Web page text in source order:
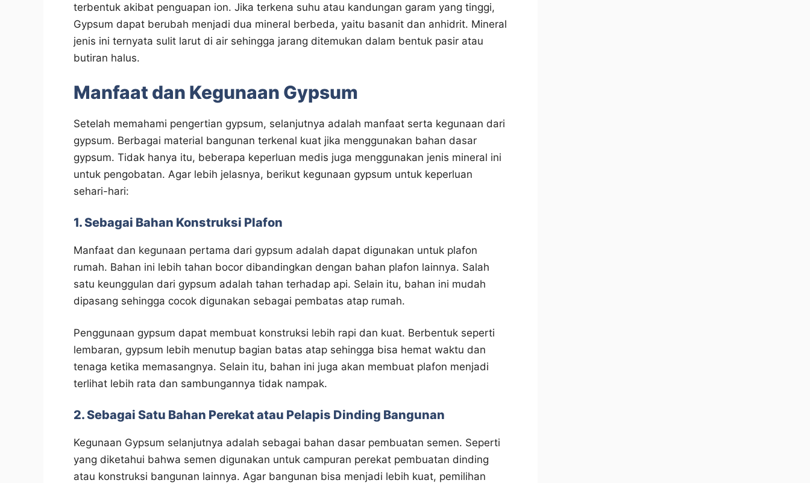
terbentuk akibat penguapan ion. Jika terkena suhu atau kandungan garam yang tinggi,
Gypsum dapat berubah menjadi dua mineral berbeda, yaitu basanit dan anhidrit. Mineral
jenis ini ternyata sulit larut di air sehingga jarang ditemukan dalam bentuk pasir atau
butiran halus.
Manfaat dan Kegunaan Gypsum
Setelah memahami pengertian gypsum, selanjutnya adalah manfaat serta kegunaan dari
gypsum. Berbagai material bangunan terkenal kuat jika menggunakan bahan dasar
gypsum. Tidak hanya itu, beberapa keperluan medis juga menggunakan jenis mineral ini
untuk pengobatan. Agar lebih jelasnya, berikut kegunaan gypsum untuk keperluan
sehari-hari:
1. Sebagai Bahan Konstruksi Plafon
Manfaat dan kegunaan pertama dari gypsum adalah dapat digunakan untuk plafon
rumah. Bahan ini lebih tahan bocor dibandingkan dengan bahan plafon lainnya. Salah
satu keunggulan dari gypsum adalah tahan terhadap api. Selain itu, bahan ini mudah
dipasang sehingga cocok digunakan sebagai pembatas atap rumah.
Penggunaan gypsum dapat membuat konstruksi lebih rapi dan kuat. Berbentuk seperti
lembaran, gypsum lebih menutup bagian batas atap sehingga bisa hemat waktu dan
tenaga ketika memasangnya. Selain itu, bahan ini juga akan membuat plafon menjadi
terlihat lebih rata dan sambungannya tidak nampak.
2. Sebagai Satu Bahan Perekat atau Pelapis Dinding Bangunan
Kegunaan Gypsum selanjutnya adalah sebagai bahan dasar pembuatan semen. Seperti
yang diketahui bahwa semen digunakan untuk campuran perekat pembuatan dinding
atau konstruksi bangunan lainnya. Agar bangunan bisa menjadi lebih kuat, pemilihan